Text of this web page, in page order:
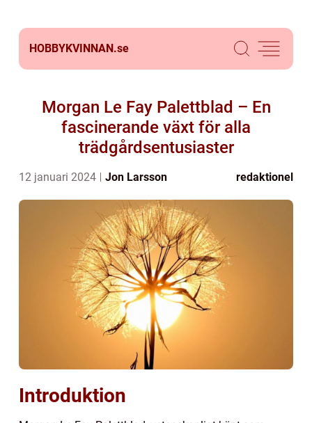
HOBBYKVINNAN.se
Morgan Le Fay Palettblad – En
fascinerande växt för alla
trädgårdsentusiaster
12 januari 2024 Jon Larsson redaktionel
Introduktion